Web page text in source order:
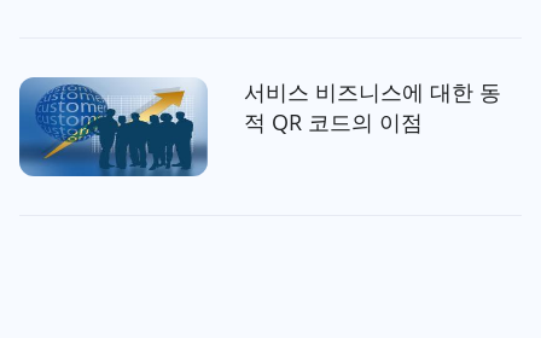
서비스 비즈니스에 대한 동
적 QR 코드의 이점